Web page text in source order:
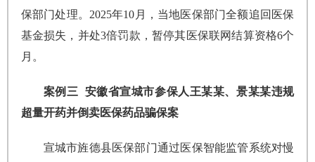
保部门处理。2025年10月，当地医保部门全额追回医保
基金损失，并处3倍罚款，暂停其医保联网结算资格6个
月。
案例三 安徽省宣城市参保人王某某、景某某违规
超量开药并倒卖医保药品骗保案
宣城市旌德县医保部门通过医保智能监管系统对慢